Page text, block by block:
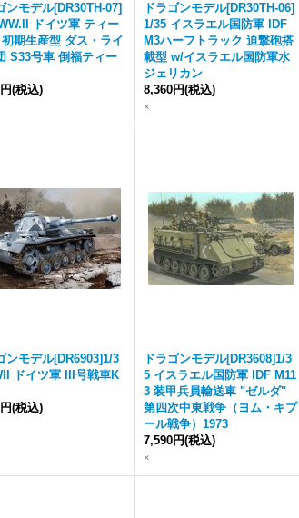
ンモデル[DR30TH-07]
ドイツ軍 ティー
期生産型 ダス・ライ
S33号車 倒福ティー
(税込)
ドラゴンモデル[DR30TH-06]
1/35 イスラエル国防軍 IDF
M3ハーフトラック 迫撃砲搭
載型 w/イスラエル国防軍水
ジェリカン
8,360円(税込)
×
ンモデル[DR6903]1/3
ドイツ軍 III号戦車K
(税込)
ドラゴンモデル[DR3608]1/3
5 イスラエル国防軍 IDF M11
3 装甲兵員輸送車 "ゼルダ"
第四次中東戦争（ヨム・キプ
ール戦争）1973
7,590円(税込)
×